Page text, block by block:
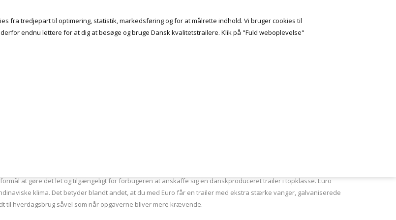
fra tredjepart til optimering, statistik, markedsføring og for at målrette indhold. Vi bruger cookies til
endnu lettere for at dig at besøge og bruge Dansk kvalitetstrailere. Klik på "Fuld weboplevelse"
Indkøbskurv
0 VARE(R) - 0,00 DKK
i dag blandt landets førende mærker indenfor trailerløsninger til fritidsbrugere såvel som professionelle. Euro
producerer sine trailere.
at gøre det let og tilgængeligt for forbugeren at anskaffe sigen danskproduceret traileri topklasse. Euro
klima. Det betyder blandt andet, at du med Euro får en trailer med ekstra stærke vanger, galvaniserede
til hverdagsbrug såvel som når opgaverne bliver mere krævende.